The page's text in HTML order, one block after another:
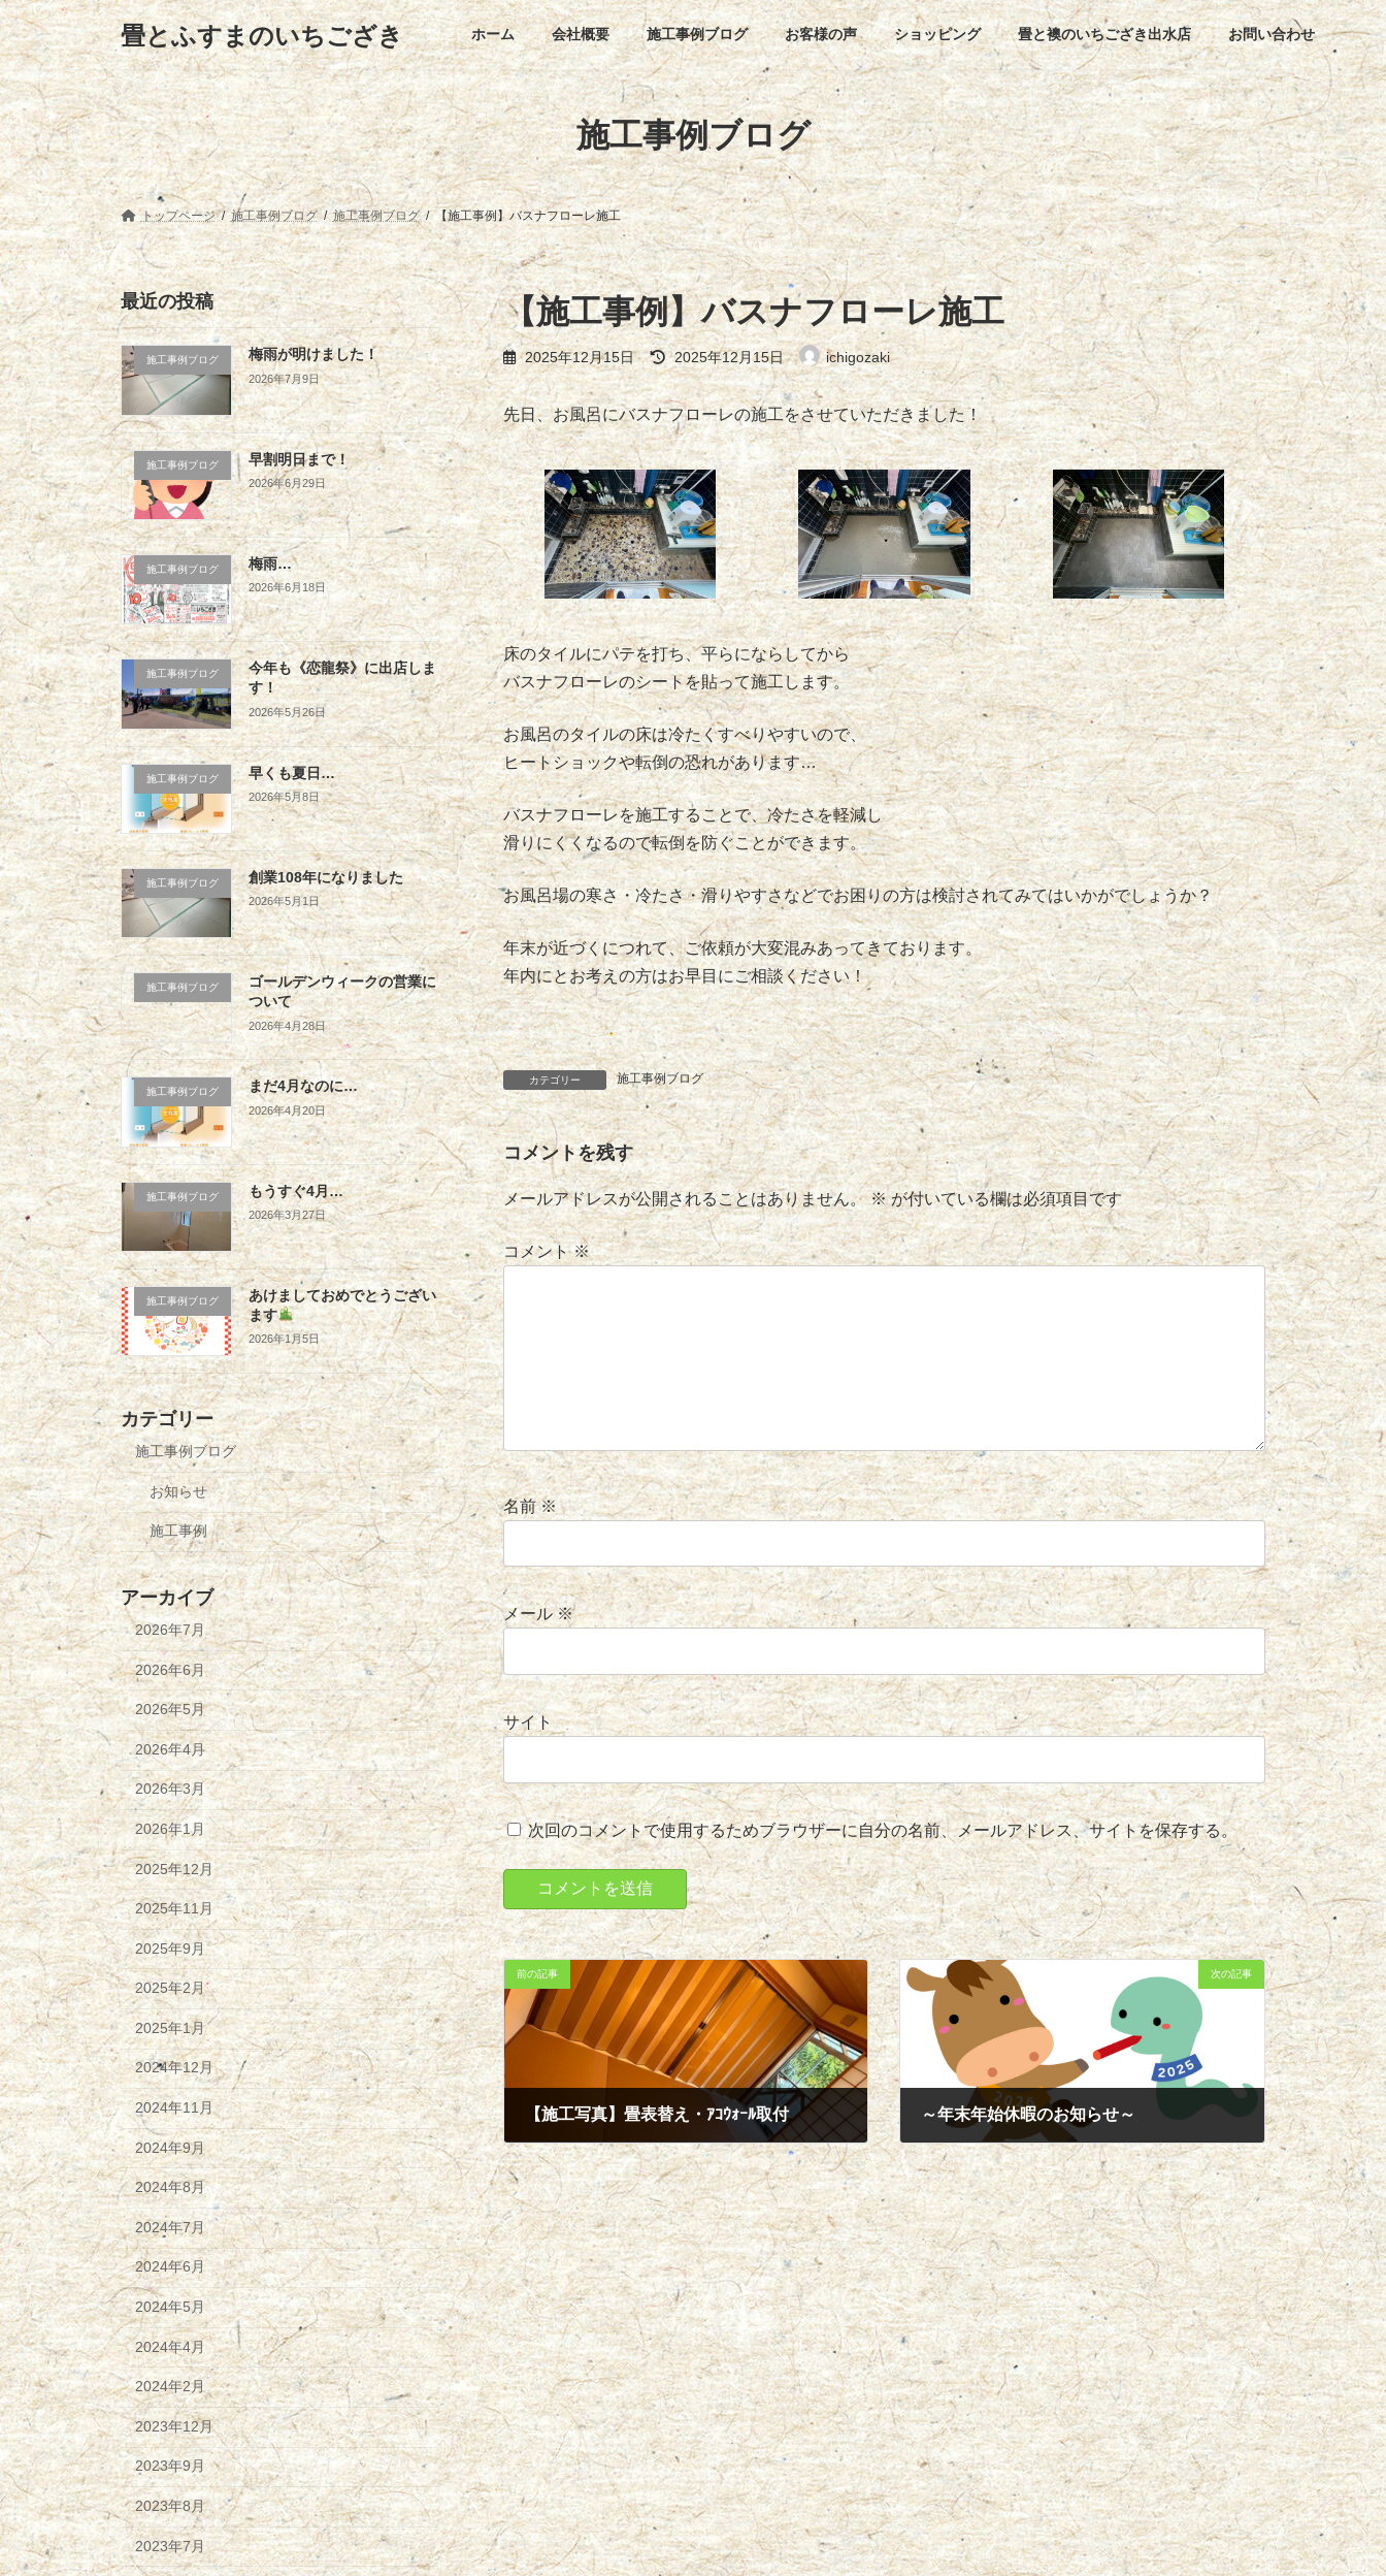
コ
ン
テ
ン
ツ
へ
ス
キ
ッ
プ
ナ
ビ
ゲ
ー
シ
ョ
ン
に
移
動
畳とふすまのいちござき ホーム 会社概要 施工事例ブログ お客様の声 ショッピング 畳と襖のいちござき出水店 お問い合わせ
施工事例ブログ
トップページ 施工事例ブログ 施工事例ブログ 【施工事例】バスナフローレ施工
【施工事例】バスナフローレ施工
2025年12月15日
最
終
更
新
日
時
:
2025年12月15日 ichigozaki
先日、お風呂にバスナフローレの施工をさせていただきました！
床のタイルにパテを打ち、平らにならしてから
バスナフローレのシートを貼って施工します。
お風呂のタイルの床は冷たくすべりやすいので、
ヒートショックや転倒の恐れがあります…
バスナフローレを施工することで、冷たさを軽減し
滑りにくくなるので転倒を防ぐことができます。
お風呂場の寒さ・冷たさ・滑りやすさなどでお困りの方は検討されてみてはいかがでしょうか？
年末が近づくにつれて、ご依頼が大変混みあってきております。
年内にとお考えの方はお早目にご相談ください！
カテゴリー 施工事例ブログ
コメントを残す
メールアドレスが公開されることはありません。 ※が付いている欄は必須項目です
コメント※
名前※
メール※
サイト
次回のコメントで使用するためブラウザーに自分の名前、メールアドレス、サイトを保存する。
前の記事
【施工写真】畳表替え・ｱｺｳｫｰﾙ取付
2025年12月10日
次の記事
～年末年始休暇のお知らせ～
2025年12月23日
最近の投稿
施工事例ブログ 梅雨が明けました！
2026年7月9日
施工事例ブログ 早割明日まで！
2026年6月29日
施工事例ブログ 梅雨…
2026年6月18日
施工事例ブログ
今年も《恋龍祭》に出店しま
す！
2026年5月26日
施工事例ブログ 早くも夏日…
2026年5月8日
施工事例ブログ 創業108年になりました
2026年5月1日
施工事例ブログ
ゴールデンウィークの営業に
ついて
2026年4月28日
施工事例ブログ まだ4月なのに…
2026年4月20日
施工事例ブログ もうすぐ4月…
2026年3月27日
施工事例ブログ
あけましておめでとうござい
ます
2026年1月5日
カテゴリー
施工事例ブログ
お知らせ
施工事例
アーカイブ
2026年7月
2026年6月
2026年5月
2026年4月
2026年3月
2026年1月
2025年12月
2025年11月
2025年9月
2025年2月
2025年1月
2024年12月
2024年11月
2024年9月
2024年8月
2024年7月
2024年6月
2024年5月
2024年4月
2024年2月
2023年12月
2023年9月
2023年8月
2023年7月